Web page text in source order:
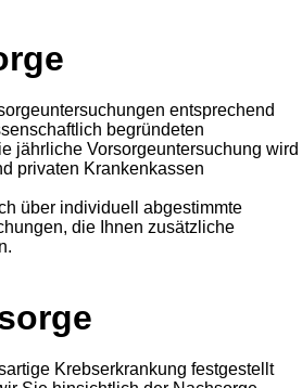
entsprechend
begründeten
jährliche Vorsorgeuntersuchung wird
privaten Krankenkassen
über individuell abgestimmte
die Ihnen zusätzliche
Krebserkrankung festgestellt